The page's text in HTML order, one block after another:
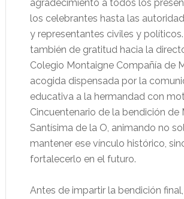
agradecimiento a todos los
los celebrantes hasta las
y representantes civiles y
también de gratitud hacia la
Colegio Montaigne Compañía de
acogida dispensada por la
educativa a la hermandad con
Cincuentenario de la bendición de
Santísima de la O, animando no
mantener ese vínculo histórico,
fortalecerlo en el futuro.
Antes de impartir la bendición